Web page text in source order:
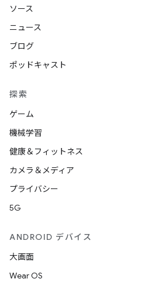
ソース
ニュース
ブログ
ポッドキャスト
探索
ゲーム
機械学習
健康＆フィットネス
カメラ＆メディア
プライバシー
5G
ANDROID デバイス
大画面
Wear OS